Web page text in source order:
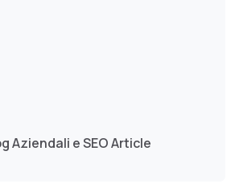
Aziendali e SEO Article